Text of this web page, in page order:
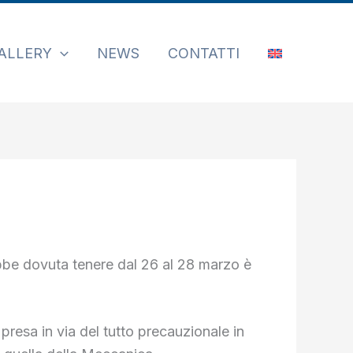
NEWS CONTATTI
dovuta tenere dal 26 al 28 marzo è
in via del tutto precauzionale in